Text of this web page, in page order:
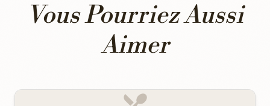
Vous Pourriez Aussi
Aimer